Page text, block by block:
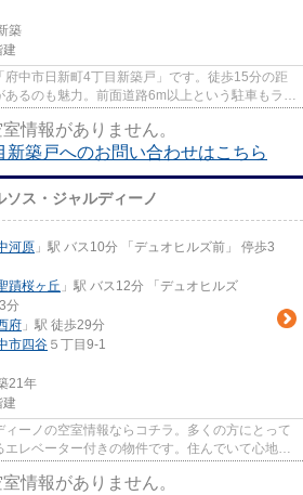
築
建
中市日新町4丁目新築戸」です。徒歩15分の距
るのも魅力。前面道路6m以上という駐車もラク
情報がありません。
新築戸へのお問い合わせはこちら
ソス・ジャルディーノ
河原 」駅 バス10分 「デュオヒルズ前」 停歩3
蹟桜ヶ丘 」駅 バス12分 「デュオヒルズ
分
府 」駅 徒歩29分
市四谷 ５丁目9-1
21年
建
ーノの空室情報ならコチラ。多くの方にとって
レベーター付きの物件です。住んでいて心地の
情報がありません。